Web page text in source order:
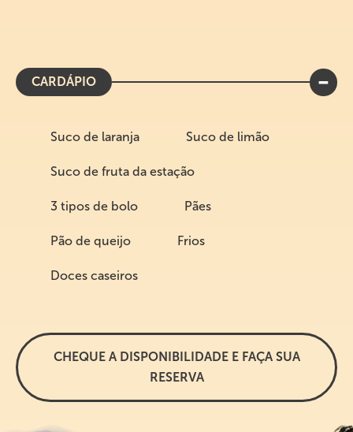
CARDÁPIO -
Suco de laranja Suco de limão
Suco de fruta da estação
3 tipos de bolo Pães
Pão de queijo Frios
Doces caseiros
CHEQUE A DISPONIBILIDADE E FAÇA SUA
RESERVA